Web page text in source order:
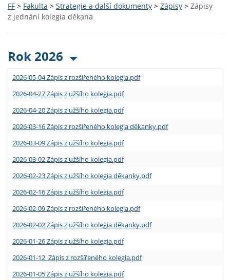
FF > Fakulta > Strategie a další dokumenty > Zápisy > Zápisy
z jednání kolegia děkana
Rok 2026
2026-05-04 Zápis z rozšířeného kolegia.pdf
2026-04-27 Zápis z užšího kolegia.pdf
2026-04-20 Zápis z užšího kolegia.pdf
2026-03-16 Zápis z rozšířeného kolegia děkanky.pdf
2026-03-09 Zápis z užšího kolegia.pdf
2026-03-02 Zápis z užšího kolegia.pdf
2026-02-23 Zápis z užšího kolegia děkanky.pdf
2026-02-16 Zápis z užšího kolegia.pdf
2026-02-09 Zápis z rozšířeného kolegia.pdf
2026-02-02 Zápis z užšího kolegia děkanky.pdf
2026-01-26 Zápis z užšího kolegia.pdf
2026-01-12 Zápis z rozšířeného kolegia.pdf
2026-01-05 Zápis z užšího kolegia.pdf